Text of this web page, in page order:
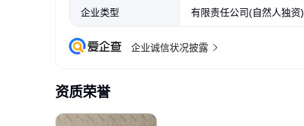
企业类型 有限责任公司(自然人独资)
企业诚信状况披露
资质荣誉